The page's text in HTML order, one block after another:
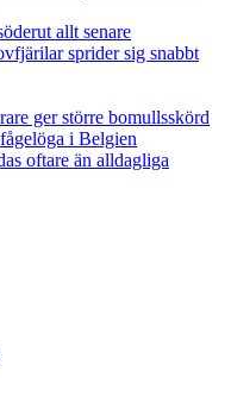
allt senare
sprider sig snabbt
ger större bomullsskörd
i Belgien
oftare än alldagliga